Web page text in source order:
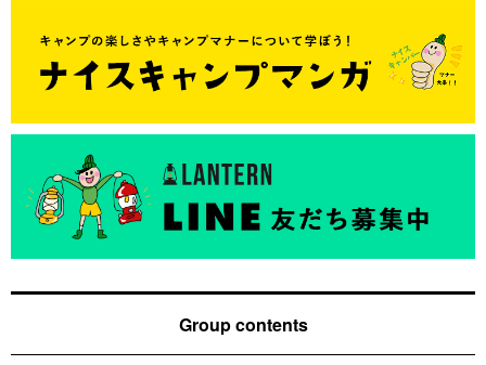
Group contents